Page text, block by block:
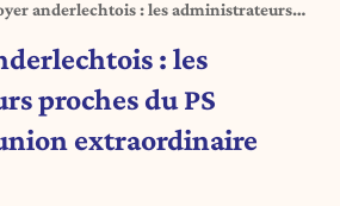
anderlechtois : les administrateurs
tourne court
: les
proches du PS
extraordinaire